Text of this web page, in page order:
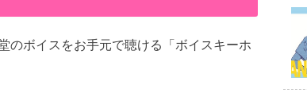
のボイスをお手元で聴ける「ボイスキーホ